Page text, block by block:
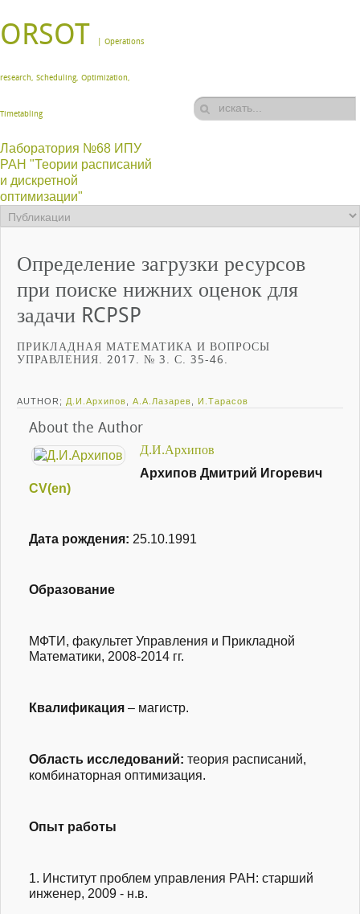
ORSOT | Operations
research, Scheduling, Optimization,
Timetabling
Лаборатория №68 ИПУ
РАН "Теории расписаний
и дискретной
оптимизации"
Определение загрузки ресурсов
при поиске нижних оценок для
задачи RCPSP
ПРИКЛАДНАЯ МАТЕМАТИКА И ВОПРОСЫ
УПРАВЛЕНИЯ. 2017. № 3. С. 35-46.
AUTHOR; Д.И.Архипов А.А.Лазарев И.Тарасов
About the Author
Д.И.Архипов
Архипов Дмитрий Игоревич
CV(en)
Дата рождения: 25.10.1991
Образование
МФТИ, факультет Управления и Прикладной
Математики, 2008-2014 гг.
Квалификация – магистр.
Область исследований: теория расписаний,
комбинаторная оптимизация.
Опыт работы
1. Институт проблем управления РАН: старший
инженер, 2009 - н.в.